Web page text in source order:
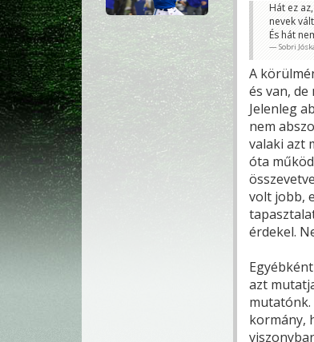
Hát ez
nevek
És hát
Sobri
A
és van,
Jelenleg
nem
valaki azt
óta
volt jobb,
érdekel.
azt
mutatónk.
kormány,